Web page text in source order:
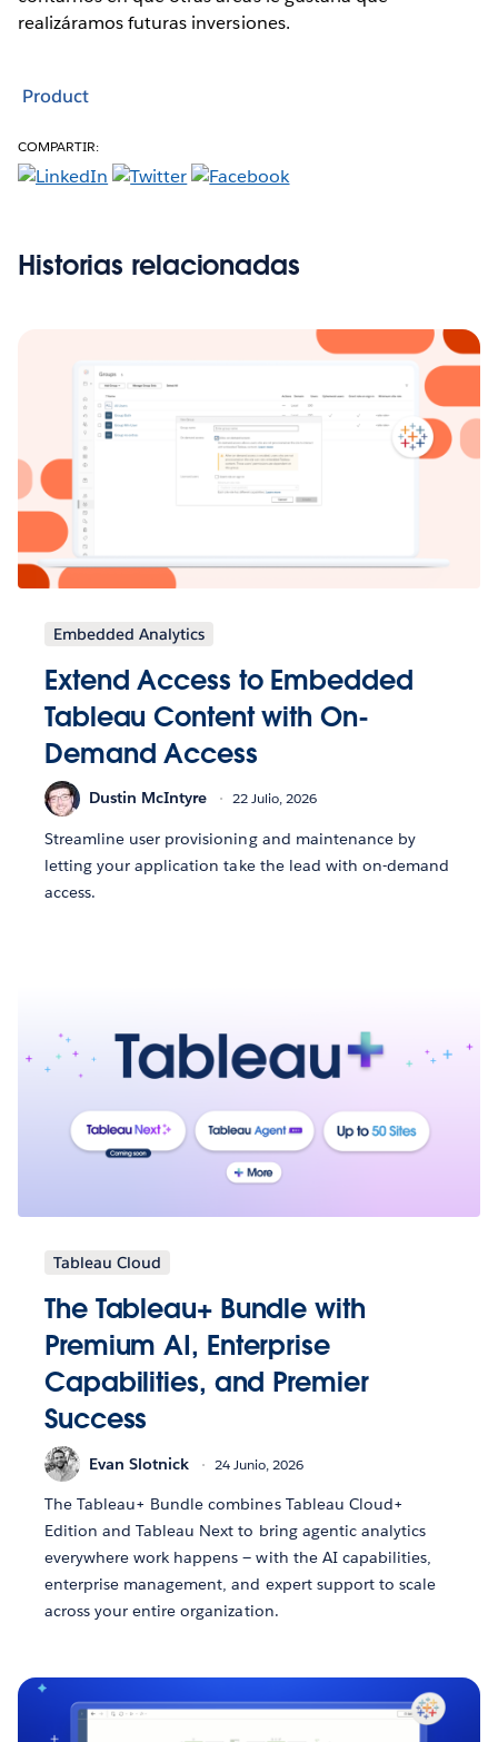
realizáramos futuras inversiones.
Product
COMPARTIR:
Historias relacionadas
Embedded Analytics
Extend Access to Embedded
Tableau Content with On-
Demand Access
Dustin McIntyre 22 Julio, 2026
Streamline user provisioning and maintenance by
letting your application take the lead with on-demand
access.
Tableau Cloud
The Tableau+ Bundle with
Premium AI, Enterprise
Capabilities, and Premier
Success
Evan Slotnick 24 Junio, 2026
The Tableau+ Bundle combines Tableau Cloud+
Edition and Tableau Next to bring agentic analytics
everywhere work happens — with the AI capabilities,
enterprise management, and expert support to scale
across your entire organization.